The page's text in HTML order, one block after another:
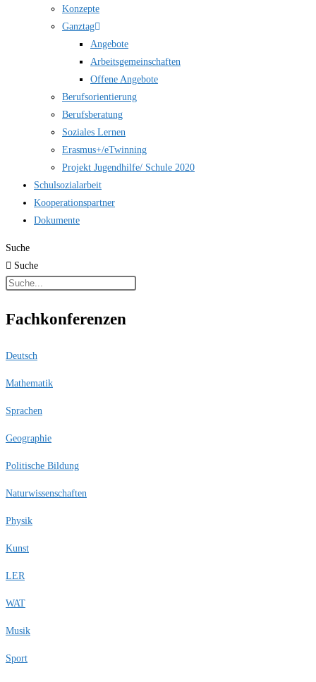
Konzepte
Ganztag
Angebote
Arbeitsgemeinschaften
Offene Angebote
Berufsorientierung
Berufsberatung
Soziales Lernen
Erasmus+/eTwinning
Projekt Jugendhilfe/ Schule 2020
Schulsozialarbeit
Kooperationspartner
Dokumente
Suche
Suche
Fachkonferenzen
Deutsch
Mathematik
Sprachen
Geographie
Politische Bildung
Naturwissenschaften
Physik
Kunst
LER
WAT
Musik
Sport